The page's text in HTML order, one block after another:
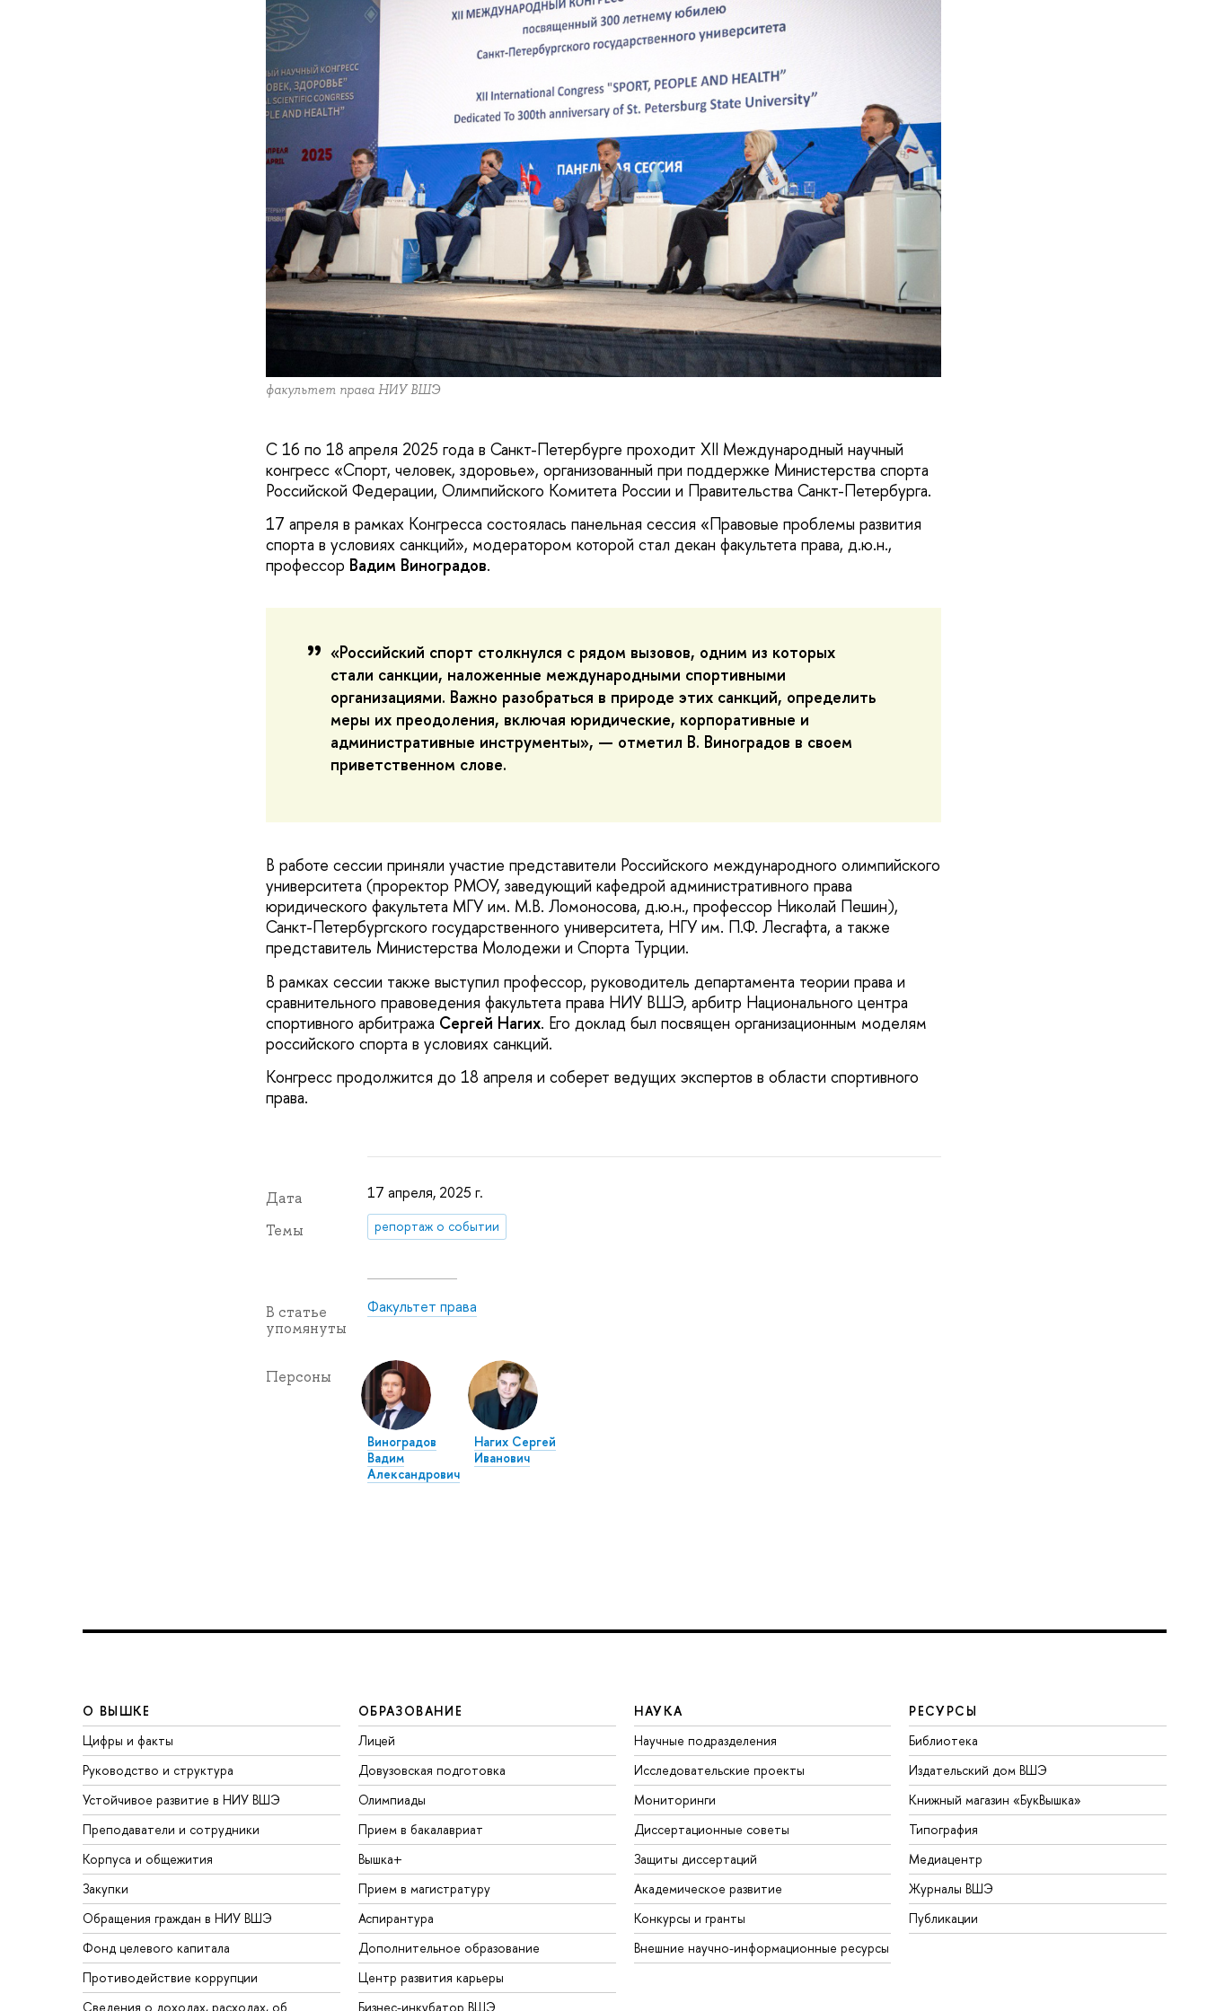
факультет права НИУ ВШЭ
С 16 по 18 апреля 2025 года в Санкт-Петербурге проходит XII Международный научный
конгресс «Спорт, человек, здоровье», организованный при поддержке Министерства спорта
Российской Федерации, Олимпийского Комитета России и Правительства Санкт-Петербурга.
17 апреля в рамках Конгресса состоялась панельная сессия «Правовые проблемы развития
спорта в условиях санкций», модератором которой стал декан факультета права, д.ю.н.,
профессор Вадим Виноградов.
«Российский спорт столкнулся с рядом вызовов, одним из которых
стали санкции, наложенные международными спортивными
организациями. Важно разобраться в природе этих санкций, определить
меры их преодоления, включая юридические, корпоративные и
административные инструменты», — отметил В. Виноградов в своем
приветственном слове.
В работе сессии приняли участие представители Российского международного олимпийского
университета (проректор РМОУ, заведующий кафедрой административного права
юридического факультета МГУ им. М.В. Ломоносова, д.ю.н., профессор Николай Пешин),
Санкт-Петербургского государственного университета, НГУ им. П.Ф. Лесгафта, а также
представитель Министерства Молодежи и Спорта Турции.
В рамках сессии также выступил профессор, руководитель департамента теории права и
сравнительного правоведения факультета права НИУ ВШЭ, арбитр Национального центра
спортивного арбитража Сергей Нагих. Его доклад был посвящен организационным моделям
российского спорта в условиях санкций.
Конгресс продолжится до 18 апреля и соберет ведущих экспертов в области спортивного
права.
Дата 17 апреля, 2025 г.
Темы репортаж о событии
В статье
упомянуты
Факультет права
Персоны
Виноградов
Вадим
Александрович
Нагих Сергей
Иванович
О ВЫШКЕ
Цифры и факты
Руководство и структура
Устойчивое развитие в НИУ ВШЭ
Преподаватели и сотрудники
Корпуса и общежития
Закупки
Обращения граждан в НИУ ВШЭ
Фонд целевого капитала
Противодействие коррупции
Сведения о доходах, расходах, об
ОБРАЗОВАНИЕ
Лицей
Довузовская подготовка
Олимпиады
Прием в бакалавриат
Вышка+
Прием в магистратуру
Аспирантура
Дополнительное образование
Центр развития карьеры
Бизнес-инкубатор ВШЭ
НАУКА
Научные подразделения
Исследовательские проекты
Мониторинги
Диссертационные советы
Защиты диссертаций
Академическое развитие
Конкурсы и гранты
Внешние научно-информационные ресурсы
РЕСУРСЫ
Библиотека
Издательский дом ВШЭ
Книжный магазин «БукВышка»
Типография
Медиацентр
Журналы ВШЭ
Публикации